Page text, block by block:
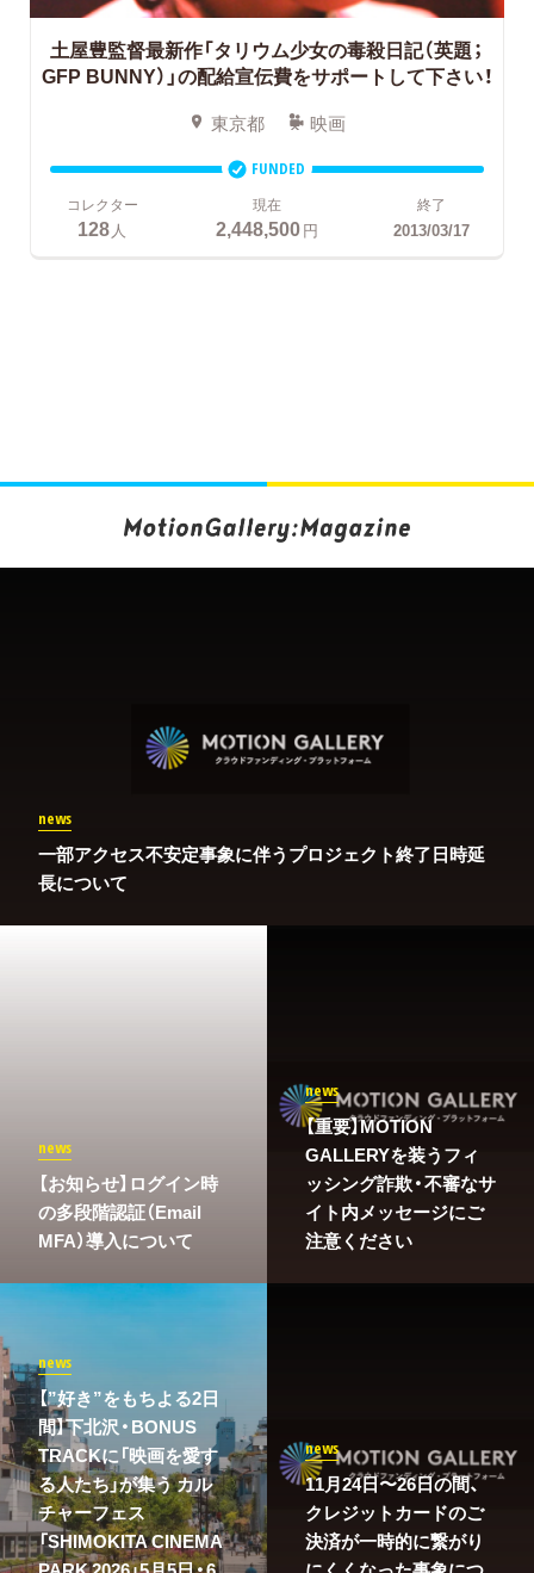
土屋豊監督最新作「タリウム少女の毒殺日記（英題；
GFP BUNNY）」の配給宣伝費をサポートして下さい！
東京都 映画
FUNDED
コレクター
128人
現在
2,448,500円
終了
2013/03/17
news
一部アクセス不安定事象に伴うプロジェクト終了日時延
長について
news
​【お知らせ】ログイン時
の多段階認証（Email
MFA）導入について
news
【重要】MOTION
GALLERYを装うフィ
ッシング詐欺・不審なサ
イト内メッセージにご
注意ください
news
【”好き”をもちよる2日
間】下北沢・BONUS
TRACKに「映画を愛す
る人たち」が集う カル
チャーフェス
「SHIMOKITA CINEMA
news
11月24日〜26日の間、
クレジットカードのご
決済が一時的に繋がり